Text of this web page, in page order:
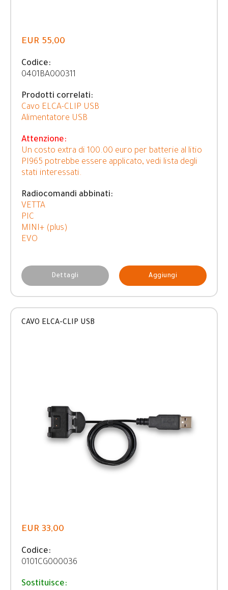
EUR 55,00
Codice:
0401BA000311
Prodotti correlati:
Cavo ELCA-CLIP USB
Alimentatore USB
Attenzione:
Un costo extra di 100.00 euro per batterie al litio
PI965 potrebbe essere applicato, vedi lista degli
stati interessati.
Radiocomandi abbinati:
VETTA
PIC
MINI+ (plus)
EVO
Dettagli Aggiungi
CAVO ELCA-CLIP USB
EUR 33,00
Codice:
0101CG000036
Sostituisce: